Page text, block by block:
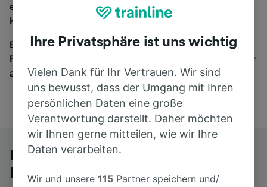
eine Suche und wir vergleichen Fahrtzeiten und
Kosten für Bahn- und Busreisen miteinander.
Egal, wohin die Reise geht – starten Sie mit uns.
Finden Sie hier Fahrkarten für Verbindungen von mehr
als 170 Bahn- und Busunternehmen.
Mit dem Fernbus von Cuneo nach
Bolzano/Bozen
Ihre Privatsphäre ist uns wichtig
Vielen Dank für Ihr Vertrauen. Wir sind
uns bewusst, dass der Umgang mit Ihren
persönlichen Daten eine große
Verantwortung darstellt. Daher möchten
wir Ihnen gerne mitteilen, wie wir Ihre
Daten verarbeiten.
Wir und unsere115 Partner speichern und/